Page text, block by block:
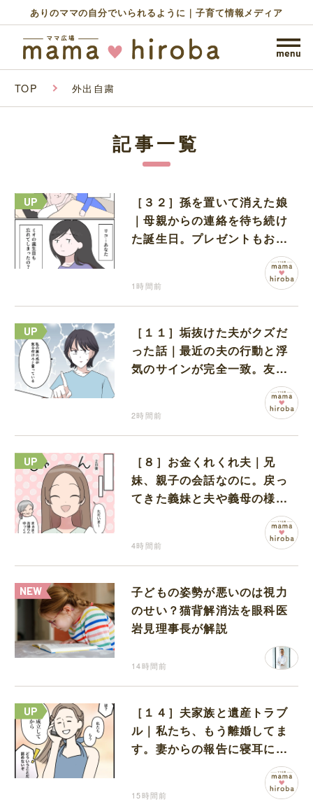
ありのママの自分でいられるように｜子育て情報メディア
TOP 外出自粛
記事一覧
［３２］孫を置いて消えた娘
｜母親からの連絡を待ち続け
た誕生日。プレゼントもお祝
1時間前
［１１］垢抜けた夫がクズだ
った話｜最近の夫の行動と浮
気のサインが完全一致。友人
2時間前
［８］お金くれくれ夫｜兄
妹、親子の会話なのに。戻っ
てきた義妹と夫や義母の様子
4時間前
子どもの姿勢が悪いのは視力
のせい？猫背解消法を眼科医
岩見理事長が解説
14時間前
［１４］夫家族と遺産トラブ
ル｜私たち、もう離婚してま
す。妻からの報告に寝耳に水
15時間前